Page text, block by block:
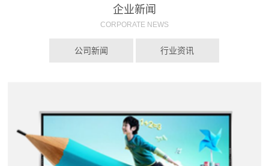
企业新闻
CORPORATE NEWS
公司新闻 行业资讯